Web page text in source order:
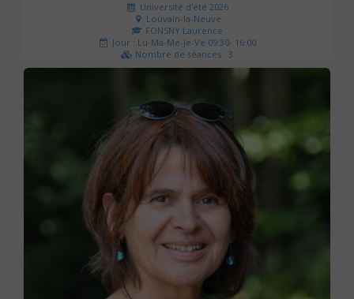
Université d'été 2026
Louvain-la-Neuve
FONSNY Laurence
Jour : Lu-Ma-Me-Je-Ve 09:30- 16:00
Nombre de séances : 3
190 €